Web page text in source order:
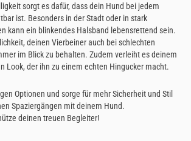
sorgt es dafür, dass dein Hund bei jedem
ist. Besonders in der Stadt oder in stark
kann ein blinkendes Halsband lebensrettend sein.
deinen Vierbeiner auch bei schlechten
im Blick zu behalten. Zudem verleiht es deinem
Look, der ihn zu einem echten Hingucker macht.
Optionen und sorge für mehr Sicherheit und Stil
Spaziergängen mit deinem Hund.
deinen treuen Begleiter!